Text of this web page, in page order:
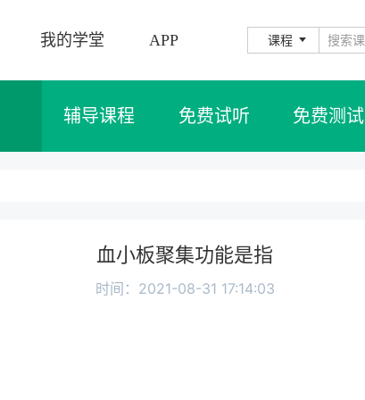
我的学堂 APP 课程
辅导课程 免费试听 免费测试
血小板聚集功能是指
时间：2021-08-31 17:14:03